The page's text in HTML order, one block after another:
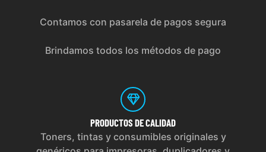
Contamos con pasarela de pagos segura
Brindamos todos los métodos de pago
PRODUCTOS DE CALIDAD
Toners, tintas y consumibles originales y